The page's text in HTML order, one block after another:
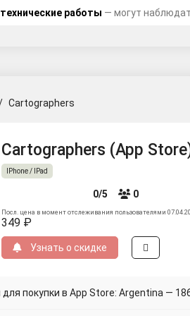
работы — могут
Cartographers
Cartographers (App
IPhone / IPad
0/5 0
Посл. цена в момент отслеживания пользователями
349 ₽
Узнать о скидке
покупки в App Store: Argentina —